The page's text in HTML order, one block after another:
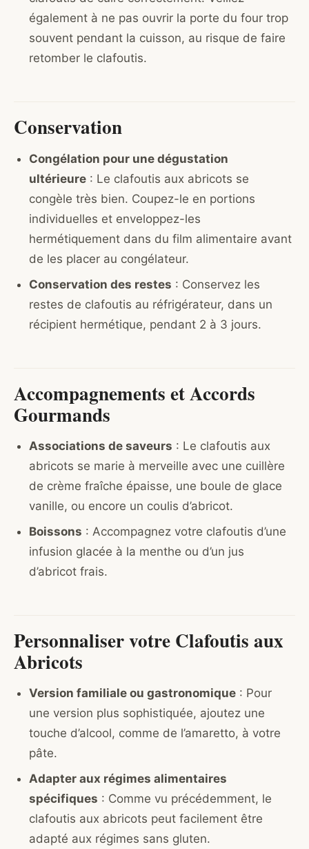
également à ne pas ouvrir la porte du four trop
souvent pendant la cuisson, au risque de faire
retomber le clafoutis.
Conservation
Congélation pour une dégustation
ultérieure : Le clafoutis aux abricots se
congèle très bien. Coupez-le en portions
individuelles et enveloppez-les
hermétiquement dans du film alimentaire avant
de les placer au congélateur.
Conservation des restes : Conservez les
restes de clafoutis au réfrigérateur, dans un
récipient hermétique, pendant 2 à 3 jours.
Accompagnements et Accords
Gourmands
Associations de saveurs : Le clafoutis aux
abricots se marie à merveille avec une cuillère
de crème fraîche épaisse, une boule de glace
vanille, ou encore un coulis d’abricot.
Boissons : Accompagnez votre clafoutis d’une
infusion glacée à la menthe ou d’un jus
d’abricot frais.
Personnaliser votre Clafoutis aux
Abricots
Version familiale ou gastronomique : Pour
une version plus sophistiquée, ajoutez une
touche d’alcool, comme de l’amaretto, à votre
pâte.
Adapter aux régimes alimentaires
spécifiques : Comme vu précédemment, le
clafoutis aux abricots peut facilement être
adapté aux régimes sans gluten.